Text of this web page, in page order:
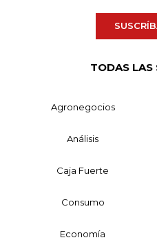
TODAS LAS
Agronegocios
Análisis
Caja Fuerte
Consumo
Economía